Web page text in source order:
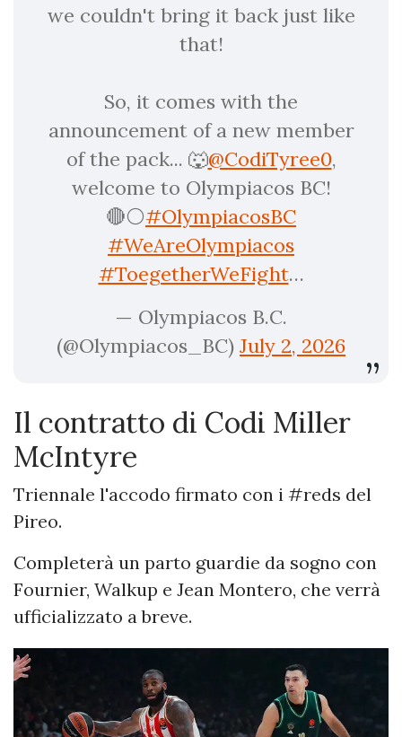
we couldn't bring it back just like
that!
So, it comes with the
announcement of a new member
of the pack... 🐺@CodiTyree0,
welcome to Olympiacos BC!
🔴⚪️#OlympiacosBC
#WeAreOlympiacos
#ToegetherWeFight…
— Olympiacos B.C.
(@Olympiacos_BC) July 2, 2026
Il contratto di Codi Miller
McIntyre
Triennale l'accodo firmato con i #reds del
Pireo.
Completerà un parto guardie da sogno con
Fournier, Walkup e Jean Montero, che verrà
ufficializzato a breve.